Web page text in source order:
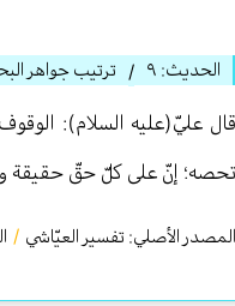
الحديث: ٩ / ترتيب جواهر
قال عليّ(عليه السلام):
تحصه؛ إنّ على كلّ حقّ حقيقة
المصدر الأصلي: تفسير العيّاشي /